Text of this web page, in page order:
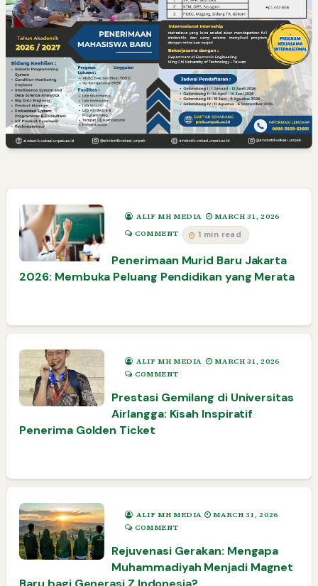
ALIF MH MEDIA
MARCH 31, 2026
COMMENT
1 min read
Penerimaan Murid Baru Jakarta
2026: Membuka Peluang Pendidikan yang Merata
ALIF MH MEDIA
MARCH 31, 2026
COMMENT
Prestasi Gemilang di Universitas
Airlangga: Kisah Inspiratif
Penerima Golden Ticket
ALIF MH MEDIA
MARCH 31, 2026
COMMENT
Rejuvenasi Gerakan: Mengapa
Muhammadiyah Menjadi Magnet